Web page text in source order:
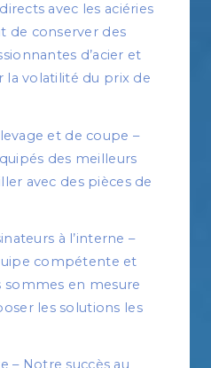
avec les aciéries
de conserver des
d’acier et
la volatilité du prix de
et de coupe –
des meilleurs
avec des pièces de
à l’interne –
compétente et
sommes en mesure
les solutions les
– Notre succès au